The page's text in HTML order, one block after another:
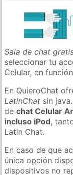
Sala de chat
seleccionar tu
Celular, en
En QuieroChat
LatinChat sin
dechat Celular
incluso iPod,
Latin Chat.
En caso de que
única opción
dispositivos no